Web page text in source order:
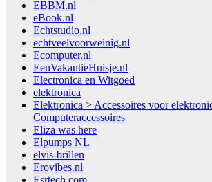
EBBM.nl
eBook.nl
Echtstudio.nl
echtveelvoorweinig.nl
Ecomputer.nl
EenVakantieHuisje.nl
Electronica en Witgoed
elektronica
Elektronica > Accessoires voor
Computeraccessoires
Eliza was here
Elpumps NL
elvis-brillen
Erovibes.nl